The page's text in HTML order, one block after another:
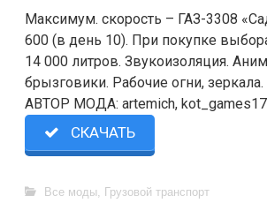
Максимум. скорость – ГАЗ-3308
600 (в день 10). При покупке
14 000 литров. Звукоизоляция.
брызговики. Рабочие огни, зеркала.
АВТОР МОДА: artemich, kot_games17
СКАЧАТЬ
Все моды, Грузовой транспорт